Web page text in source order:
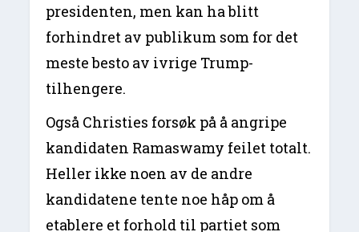
presidenten, men kan ha blitt
forhindret av publikum som for det
meste besto av ivrige Trump-
tilhengere.
Også Christies forsøk på å angripe
kandidaten Ramaswamy feilet totalt.
Heller ikke noen av de andre
kandidatene tente noe håp om å
etablere et forhold til partiet som